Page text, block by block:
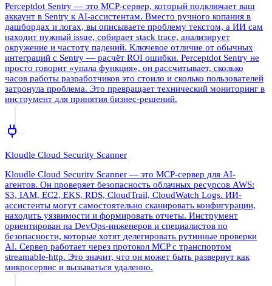
Perceptdot Sentry — это MCP-сервер, который подключает ваш
аккаунт в Sentry к AI-ассистентам. Вместо ручного копания в
дашбордах и логах, вы описываете проблему текстом, а ИИ сам
находит нужный issue, собирает stack trace, анализирует
окружение и частоту падений. Ключевое отличие от обычных
интеграций с Sentry — расчёт ROI ошибки. Perceptdot Sentry не
просто говорит «упала функция», он рассчитывает, сколько
часов работы разработчиков это стоило и сколько пользователей
затронула проблема. Это превращает технический мониторинг в
инструмент для принятия бизнес-решений.
Kloudle Cloud Security Scanner
Kloudle Cloud Security Scanner — это MCP-сервер для AI-
агентов. Он проверяет безопасность облачных ресурсов AWS:
S3, IAM, EC2, EKS, RDS, CloudTrail, CloudWatch Logs. ИИ-
ассистенты могут самостоятельно сканировать конфигурации,
находить уязвимости и формировать отчеты. Инструмент
ориентирован на DevOps-инженеров и специалистов по
безопасности, которые хотят делегировать рутинные проверки
AI. Сервер работает через протокол MCP с транспортом
streamable-http. Это значит, что он может быть развернут как
микросервис и вызываться удаленно.